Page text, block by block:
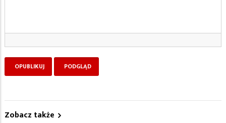
Zobacz także